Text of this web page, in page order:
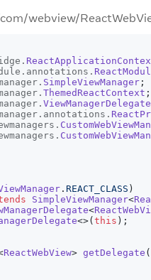
webview/
.
. annotations .
. SimpleViewManager ;
. ThemedReactContext ;
. ViewManagerDelegate
. annotations .
.
.
. REACT_CLASS )
SimpleViewManager<
<
<>( this ) ;
ReactWebView> getDelegate (